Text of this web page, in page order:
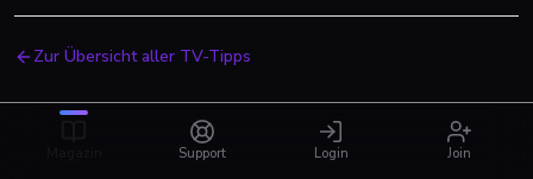
Zur Übersicht aller TV-Tipps
Support Login Join